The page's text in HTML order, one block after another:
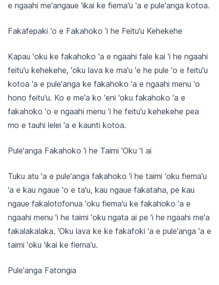
e ngaahi me'angaue 'ikai ke fiema'u 'a e pule'anga kotoa.
Fakafepaki 'o e Fakahoko 'i he Feitu'u Kehekehe
Kapau 'oku ke fakahoko 'a e ngaahi fale kai 'i he ngaahi
feitu'u kehekehe, 'oku lava ke ma'u 'e he pule 'o e feitu'u
kotoa 'a e pule'anga ke fakahoko 'a e ngaahi menu 'o
hono feitu'u. Ko e me'a ko 'eni 'oku fakahoko 'a e
fakahoko 'o e ngaahi menu 'i he feitu'u kehekehe pea
mo e tauhi lelei 'a e kaunti kotoa.
Pule'anga Fakahoko 'i he Taimi 'Oku 'I ai
Tuku atu 'a e pule'anga fakahoko 'i he taimi 'oku fiema'u
'a e kau ngaue 'o e ta'u, kau ngaue fakataha, pe kau
ngaue fakalotofonua 'oku fiema'u ke fakahoko 'a e
ngaahi menu 'i he taimi 'oku ngata ai pe 'i he ngaahi me'a
fakalakalaka. 'Oku lava ke ke fakafoki 'a e pule'anga 'a e
taimi 'oku 'ikai ke fiema'u.
Pule'anga Fatongia